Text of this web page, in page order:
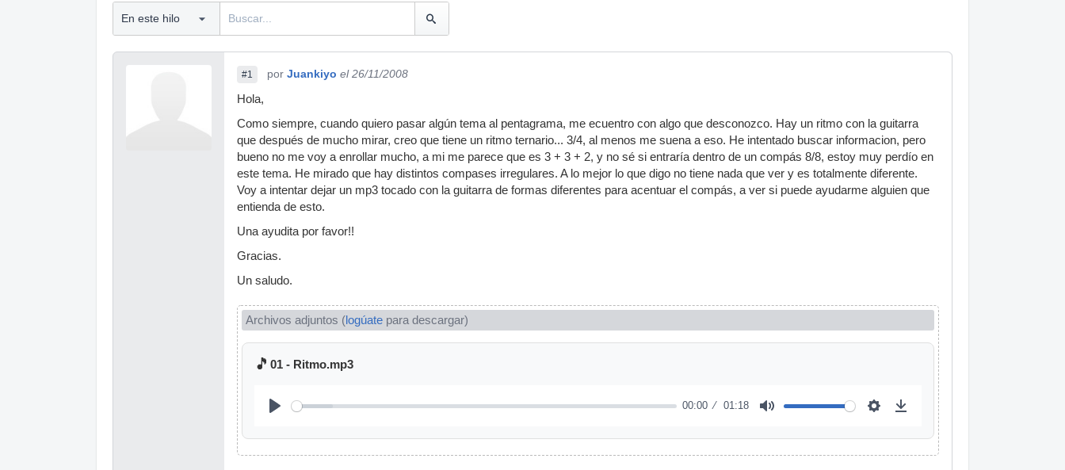
#1 por Juankiyo el 26/11/2008
Hola,
Como siempre, cuando quiero pasar algún tema al pentagrama, me ecuentro con algo que desconozco. Hay un ritmo con la guitarra
que después de mucho mirar, creo que tiene un ritmo ternario... 3/4, al menos me suena a eso. He intentado buscar informacion, pero
bueno no me voy a enrollar mucho, a mi me parece que es 3 + 3 + 2, y no sé si entraría dentro de un compás 8/8, estoy muy perdío en
este tema. He mirado que hay distintos compases irregulares. A lo mejor lo que digo no tiene nada que ver y es totalmente diferente.
Voy a intentar dejar un mp3 tocado con la guitarra de formas diferentes para acentuar el compás, a ver si puede ayudarme alguien que
entienda de esto.
Una ayudita por favor!!
Gracias.
Un saludo.
Archivos adjuntos (logúate para descargar)
🎵 01 - Ritmo.mp3
00:00 01:18